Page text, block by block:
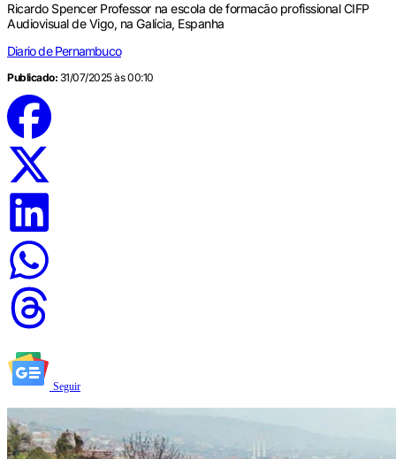
Ricardo Spencer Professor na escola de formacão profissional CIFP
Audiovisual de Vigo, na Galícia, Espanha
Diario de Pernambuco
Publicado: 31/07/2025 às 00:10
Seguir